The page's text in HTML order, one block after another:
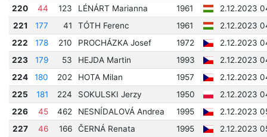
220
44 123 LÉNÁRT Marianna 1961
2.12.2023
221
177 41 TÓTH Ferenc 1961
2.12.2023
222
178 210 PROCHÁZKA Josef 1972
2.12.2023
223
179 53 HEJDA Martin 1993
2.12.2023
224
180 202 HOTA Milan 1957
2.12.2023
225
181 224 SOKULSKI Jerzy 1950
2.12.2023
226
45 462 NESNÍDALOVÁ Andrea 1995
2.12.2023
227
46 166 ČERNÁ Renata 1995
2.12.2023